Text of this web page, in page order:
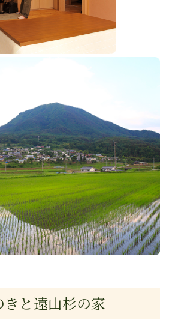
と遠山杉の家